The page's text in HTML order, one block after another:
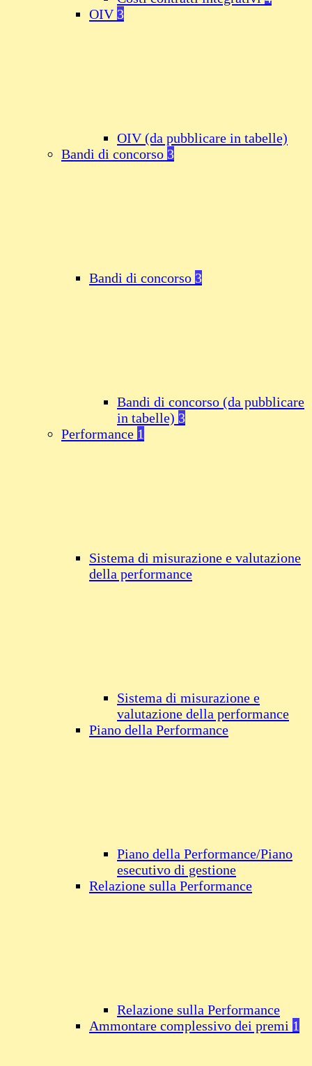
OIV 3
OIV (da pubblicare in tabelle)
Bandi di concorso 3
Bandi di concorso 3
Bandi di concorso (da pubblicare
in tabelle) 3
Performance 1
Sistema di misurazione e valutazione
della performance
Sistema di misurazione e
valutazione della performance
Piano della Performance
Piano della Performance/Piano
esecutivo di gestione
Relazione sulla Performance
Relazione sulla Performance
Ammontare complessivo dei premi 1